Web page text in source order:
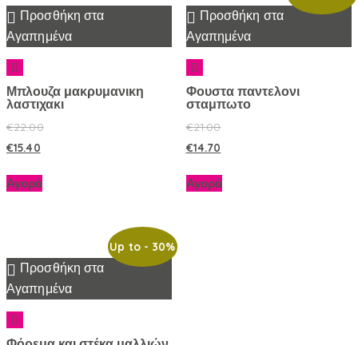
Προσθήκη στα
Αγαπημένα
Μπλουζα μακρυμανικη
λαστιχακι
€22.00
€15.40
Αγορά
Προσθήκη στα
Αγαπημένα
Φουστα παντελονι
σταμπωτο
€21.00
€14.70
Αγορά
Up to- 30%
Προσθήκη στα
Αγαπημένα